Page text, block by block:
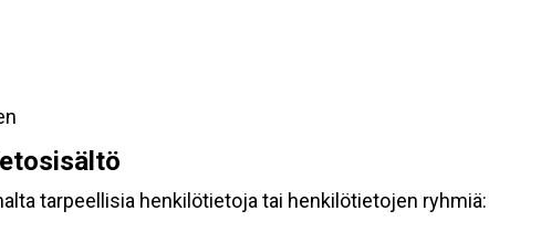
tarpeellisia henkilötietoja tai henkilötietojen ryhmiä: